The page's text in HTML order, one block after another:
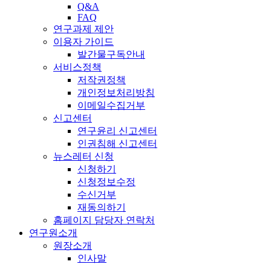
Q&A
FAQ
연구과제 제안
이용자 가이드
발간물구독안내
서비스정책
저작권정책
개인정보처리방침
이메일수집거부
신고센터
연구윤리 신고센터
인권침해 신고센터
뉴스레터 신청
신청하기
신청정보수정
수신거부
재동의하기
홈페이지 담당자 연락처
연구원소개
원장소개
인사말